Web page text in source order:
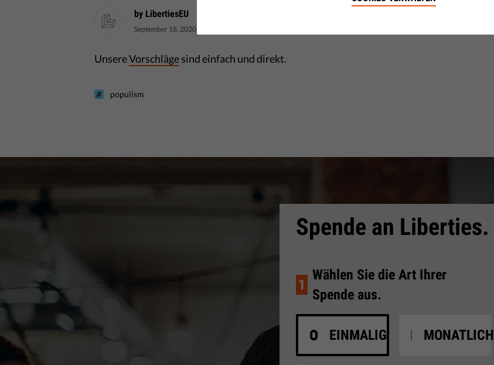
by LibertiesEU
September 18, 2020
UnsereVorschlägesind einfach und direkt.
populism
Spende an Liberties.
1
Wählen Sie die Art Ihrer
Spende aus.
EINMALIG MONATLICH